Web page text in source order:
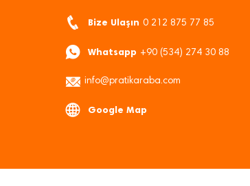
Bize Ulaşın 0 212 875 77 85
Whatsapp +90 (534) 274 30 88
info@pratikaraba.com
Google Map